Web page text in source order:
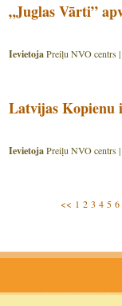
„Juglas Vārti”
IevietojaPreiļu NVO centrs |
Latvijas Kopienu
IevietojaPreiļu NVO centrs |
<< 1 2 3 4 5 6